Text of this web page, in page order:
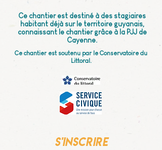
Ce chantier est destiné à des stagiaires
habitant déjà sur le territoire guyanais,
connaissant le chantier grâce à la PJJ de
Cayenne.
Ce chantier est soutenu par le Conservatoire du
Littoral.
s'inscrire